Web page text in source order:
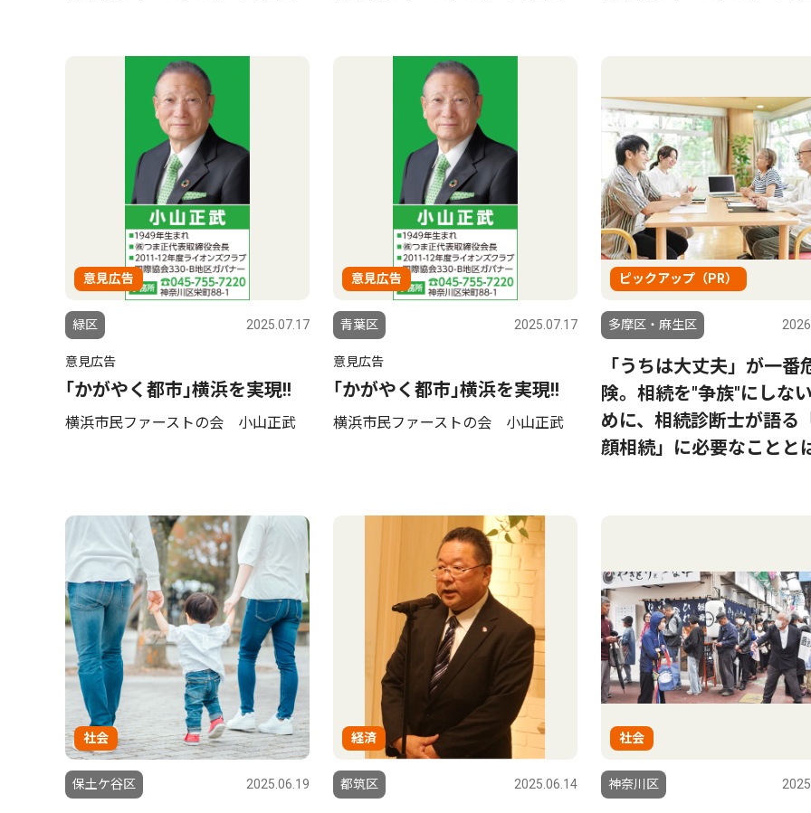
意見広告
緑区 2025.07.17
意見広告
｢かがやく都市｣横浜を実現!!
横浜市民ファーストの会 小山正武
意見広告
青葉区 2025.07.17
意見広告
｢かがやく都市｣横浜を実現!!
横浜市民ファーストの会 小山正武
ピックアップ（PR）
多摩区・麻生区
「うちは大丈夫」が一番
険。相続を"争族"にしな
めに、相続診断士が語る
顔相続」に必要なことと
社会
保土ケ谷区 2025.06.19
経済
都筑区 2025.06.14
社会
神奈川区